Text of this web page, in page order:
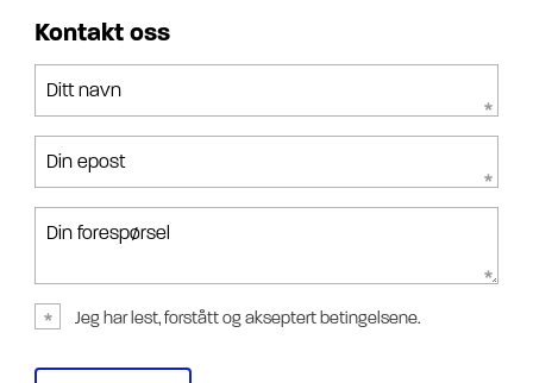
Kontakt oss
Ditt navn
Din epost
Din forespørsel
Jeg har lest, forstått og akseptert betingelsene.